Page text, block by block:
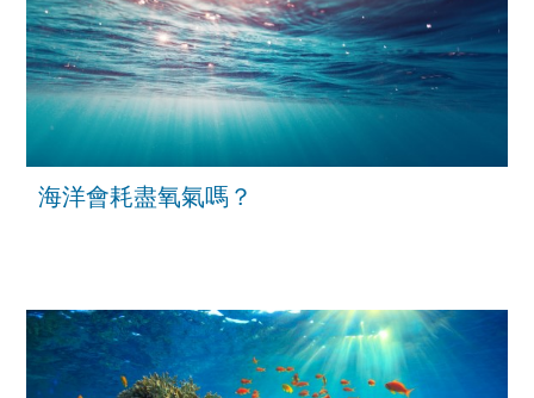
海洋會耗盡氧氣嗎？